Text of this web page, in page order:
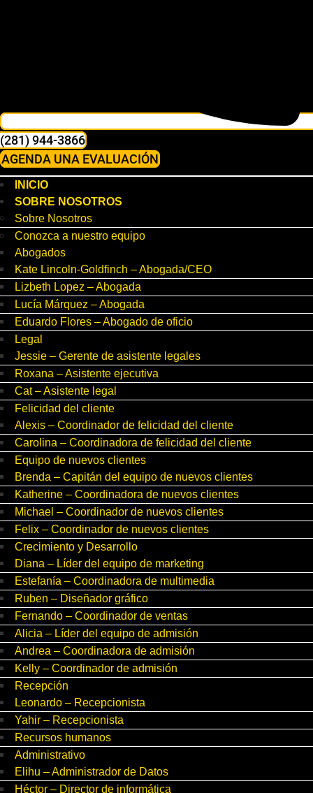
(281) 944-3866
AGENDA UNA EVALUACIÓN
INICIO
SOBRE NOSOTROS
Sobre Nosotros
Conozca a nuestro equipo
Abogados
Kate Lincoln-Goldfinch – Abogada/CEO
Lizbeth Lopez – Abogada
Lucía Márquez – Abogada
Eduardo Flores – Abogado de oficio
Legal
Jessie – Gerente de asistente legales
Roxana – Asistente ejecutiva
Cat – Asistente legal
Felicidad del cliente
Alexis – Coordinador de felicidad del cliente
Carolina – Coordinadora de felicidad del cliente
Equipo de nuevos clientes
Brenda – Capitán del equipo de nuevos clientes
Katherine – Coordinadora de nuevos clientes
Michael – Coordinador de nuevos clientes
Felix – Coordinador de nuevos clientes
Crecimiento y Desarrollo
Diana – Líder del equipo de marketing
Estefanía – Coordinadora de multimedia
Ruben – Diseñador gráfico
Fernando – Coordinador de ventas
Alicia – Líder del equipo de admisión
Andrea – Coordinadora de admisión
Kelly – Coordinador de admisión
Recepción
Leonardo – Recepcionista
Yahir – Recepcionista
Recursos humanos
Administrativo
Elihu – Administrador de Datos
Héctor – Director de informática